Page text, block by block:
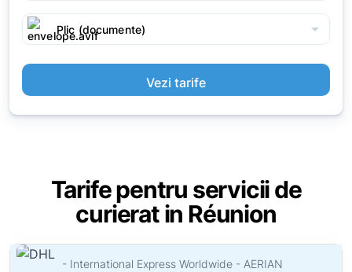
Plic (documente) arrow_drop_down
Vezi tarife
Tarife pentru servicii de
curierat in Réunion
- International Express Worldwide - AERIAN